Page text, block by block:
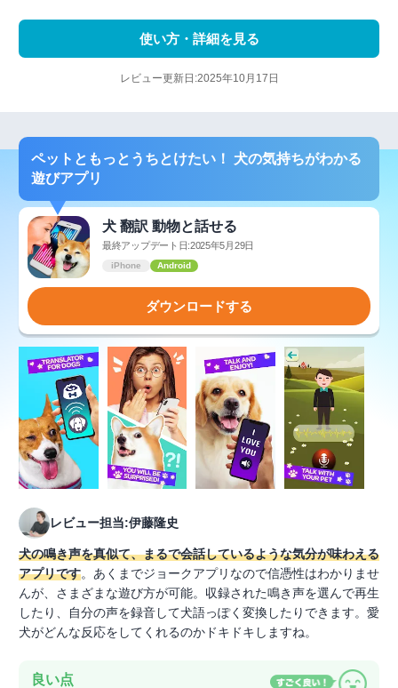
使い方・詳細を見る
レビュー更新日:2025年10月17日
ペットともっとうちとけたい！ 犬の気持ちがわかる
遊びアプリ
犬 翻訳 動物と話せる
最終アップデート日:2025年5月29日
iPhone Android
ダウンロードする
レビュー担当:伊藤隆史
犬の鳴き声を真似て、まるで会話しているような気分が味わえる
アプリです。あくまでジョークアプリなので信憑性はわかりませ
んが、さまざまな遊び方が可能。収録された鳴き声を選んで再生
したり、自分の声を録音して犬語っぽく変換したりできます。愛
犬がどんな反応をしてくれるのかドキドキしますね。
良い点